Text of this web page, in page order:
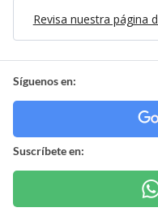
Revisa nuestra página
Síguenos en:
Suscríbete en: